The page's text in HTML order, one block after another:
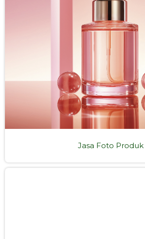
Jasa Foto Produk